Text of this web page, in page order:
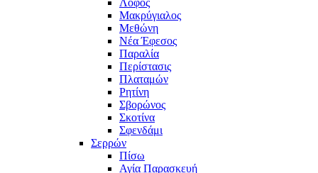
Λόφος
Μακρύγιαλος
Μεθώνη
Νέα Έφεσος
Παραλία
Περίστασις
Πλαταμών
Ρητίνη
Σβορώνος
Σκοτίνα
Σφενδάμι
Σερρών
Πίσω
Αγία Παρασκευή